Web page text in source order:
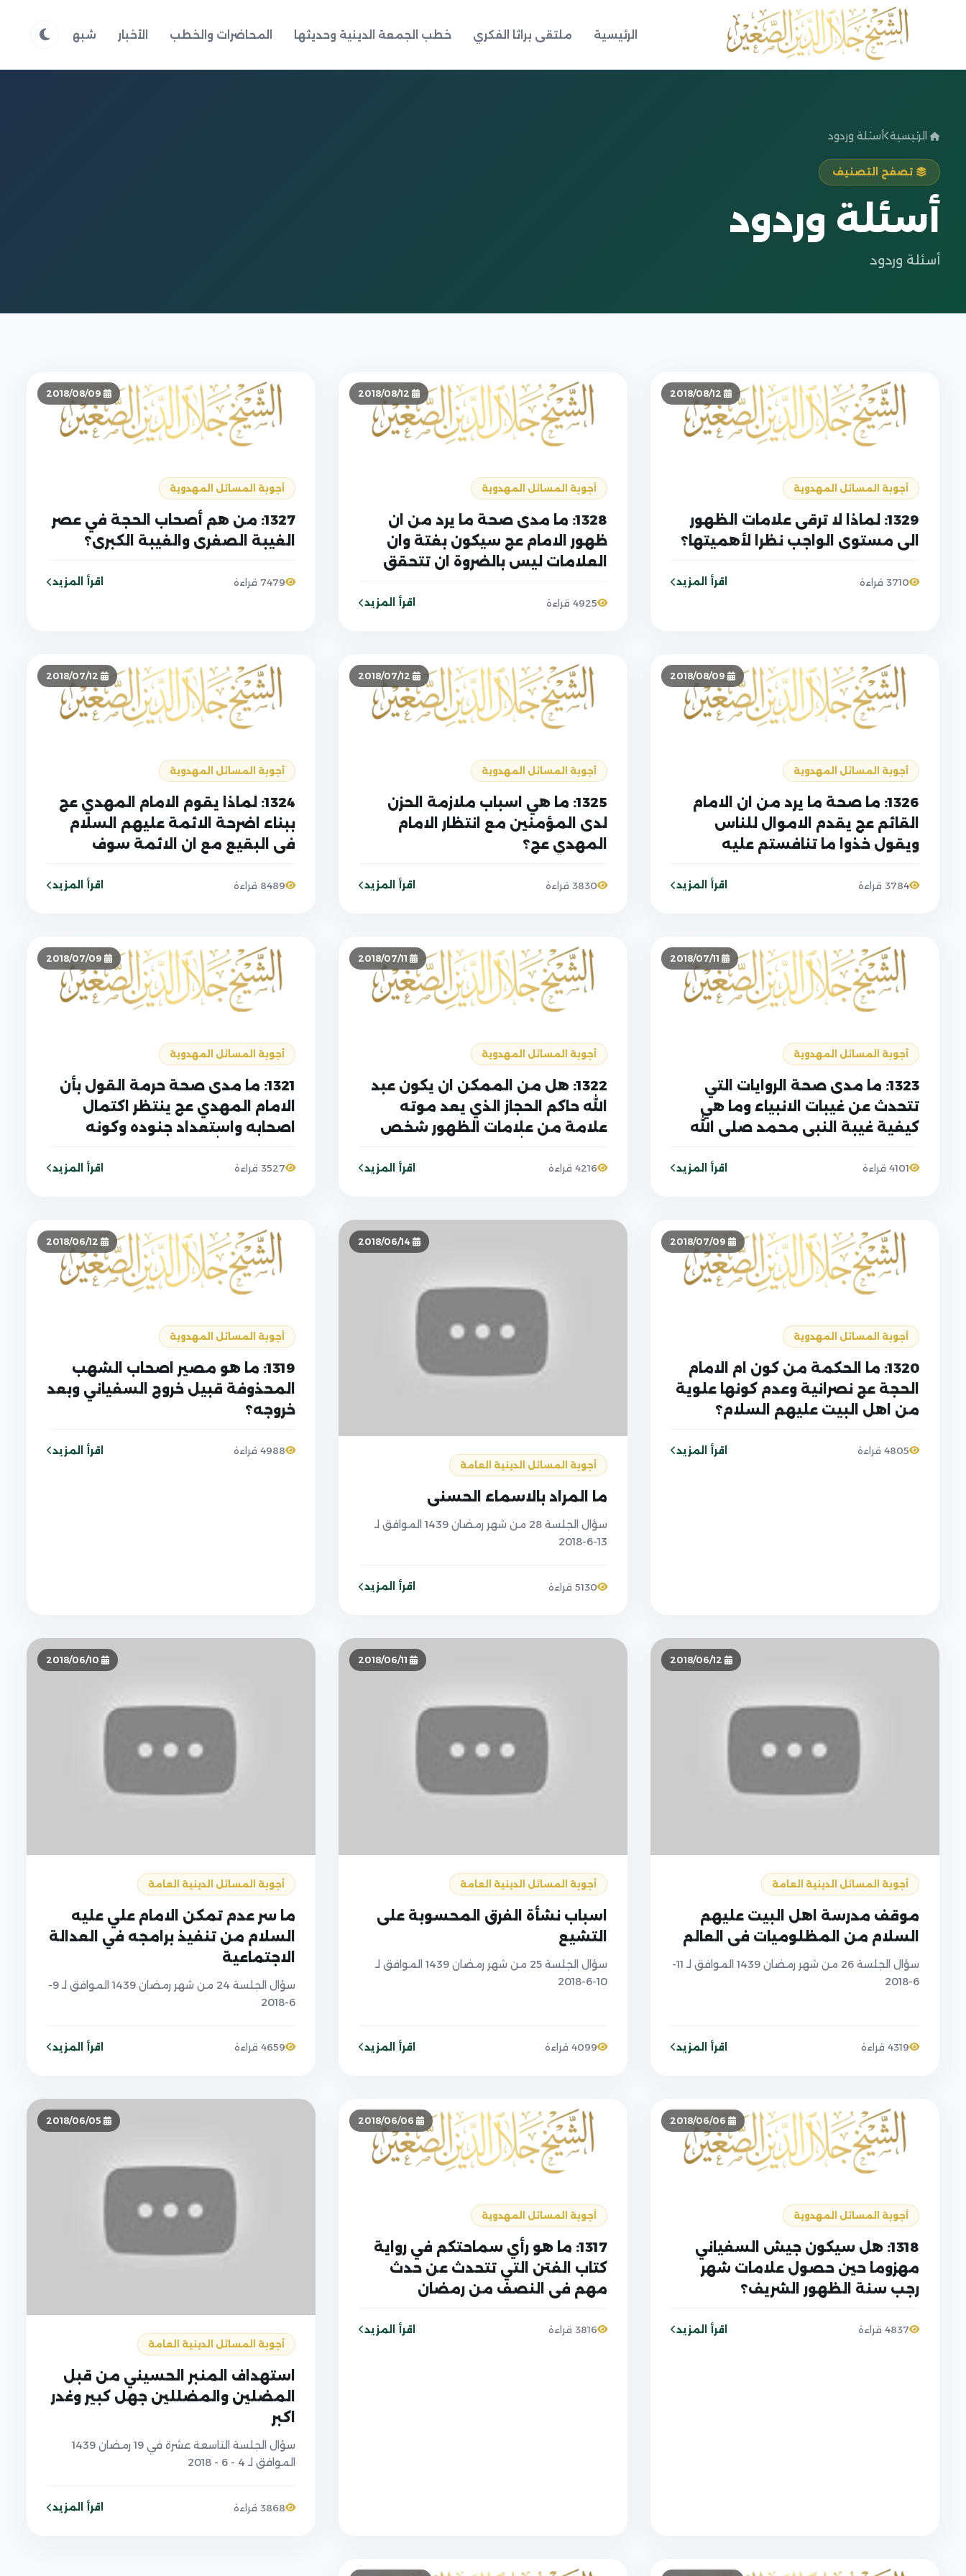
الرئيسية ملتقى براثا الفكري خطب الجمعة الدينية وحديثها المحاضرات والخطب الأخبار شبهات وردود
الرئيسية أسئلة وردود
تصفح التصنيف
أسئلة وردود
أسئلة وردود
أجوبة المسائل المهدوية
1329: لماذا لا ترقى علامات الظهور
الى مستوى الواجب نظرا لأهميتها؟
3710 قراءة اقرأ المزيد
أجوبة المسائل المهدوية
1328: ما مدى صحة ما يرد من ان
ظهور الامام عج سيكون بغتة وان
العلامات ليس بالضروة ان تتحقق
4925 قراءة اقرأ المزيد
أجوبة المسائل المهدوية
1327: من هم أصحاب الحجة في عصر
الغيبة الصغرى والغيبة الكبرى؟
7479 قراءة اقرأ المزيد
أجوبة المسائل المهدوية
1326: ما صحة ما يرد من ان الامام
القائم عج يقدم الاموال للناس
ويقول خذوا ما تنافستم عليه
3784 قراءة اقرأ المزيد
أجوبة المسائل المهدوية
1325: ما هي اسباب ملازمة الحزن
لدى المؤمنين مع انتظار الامام
المهدي عج؟
3830 قراءة اقرأ المزيد
أجوبة المسائل المهدوية
1324: لماذا يقوم الامام المهدي عج
ببناء اضرحة الائمة عليهم السلام
في البقيع مع ان الائمة سوف
الشريف؟
8489 قراءة اقرأ المزيد
أجوبة المسائل المهدوية
1323: ما مدى صحة الروايات التي
تتحدث عن غيبات الانبياء وما هي
كيفية غيبة النبي محمد صلى الله
4101 قراءة اقرأ المزيد
أجوبة المسائل المهدوية
1322: هل من الممكن ان يكون عبد
الله حاكم الحجاز الذي يعد موته
علامة من علامات الظهور شخص
4216 قراءة اقرأ المزيد
أجوبة المسائل المهدوية
1321: ما مدى صحة حرمة القول بأن
الامام المهدي عج ينتظر اكتمال
اصحابه واستعداد جنوده وكونه
3527 قراءة اقرأ المزيد
أجوبة المسائل المهدوية
1320: ما الحكمة من كون ام الامام
الحجة عج نصرانية وعدم كونها علوية
من اهل البيت عليهم السلام؟
4805 قراءة اقرأ المزيد
أجوبة المسائل الدينية العامة
ما المراد بالاسماء الحسني
سؤال الجلسة 28 من شهر رمضان 1439 الموافق لـ
13-6-2018
5130 قراءة اقرأ المزيد
أجوبة المسائل المهدوية
1319: ما هو مصير اصحاب الشهب
المحذوفة قبيل خروج السفياني وبعد
خروجه؟
4988 قراءة اقرأ المزيد
أجوبة المسائل الدينية العامة
موقف مدرسة اهل البيت عليهم
السلام من المظلوميات في العالم
سؤال الجلسة 26 من شهر رمضان 1439 الموافق لـ 11-
6-2018
4319 قراءة اقرأ المزيد
أجوبة المسائل الدينية العامة
اسباب نشأة الفرق المحسوبة على
التشيع
سؤال الجلسة 25 من شهر رمضان 1439 الموافق لـ
10-6-2018
4099 قراءة اقرأ المزيد
أجوبة المسائل الدينية العامة
ما سر عدم تمكن الامام علي عليه
السلام من تنفيذ برامجه في العدالة
الاجتماعية
سؤال الجلسة 24 من شهر رمضان 1439 الموافق لـ 9-
6-2018
4659 قراءة اقرأ المزيد
أجوبة المسائل المهدوية
1318: هل سيكون جيش السفياني
مهزوما حين حصول علامات شهر
رجب سنة الظهور الشريف؟
4837 قراءة اقرأ المزيد
أجوبة المسائل المهدوية
1317: ما هو رأي سماحتكم في رواية
كتاب الفتن التي تتحدث عن حدث
مهم في النصف من رمضان
النووي؟
3816 قراءة اقرأ المزيد
أجوبة المسائل الدينية العامة
استهداف المنبر الحسيني من قبل
المضلين والمضللين جهل كبير وغدر
اكبر
سؤال الجلسة التاسعة عشرة في 19 رمضان 1439
الموافق لـ 4 - 6 - 2018
3868 قراءة اقرأ المزيد